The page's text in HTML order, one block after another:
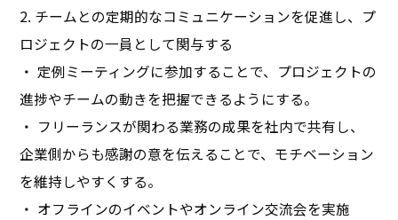
2. チームとの定期的なコミュニケーションを促進し、プ
ロジェクトの一員として関与する
・ 定例ミーティングに参加することで、プロジェクトの
進捗やチームの動きを把握できるようにする。
・ フリーランスが関わる業務の成果を社内で共有し、
企業側からも感謝の意を伝えることで、モチベーション
を維持しやすくする。
・ オフラインのイベントやオンライン交流会を実施